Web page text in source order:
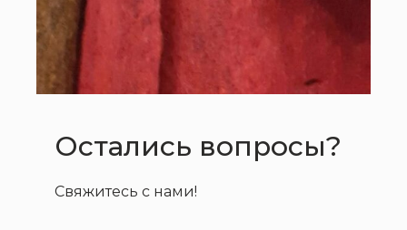
Остались вопросы?
Свяжитесь с нами!